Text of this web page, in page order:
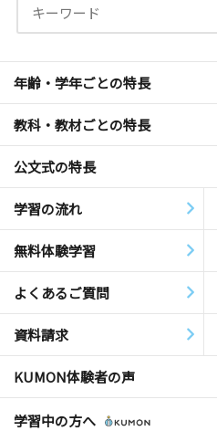
年齢・学年ごとの特長
教科・教材ごとの特長
公文式の特長
学習の流れ
無料体験学習
よくあるご質問
資料請求
KUMON体験者の声
学習中の方へ